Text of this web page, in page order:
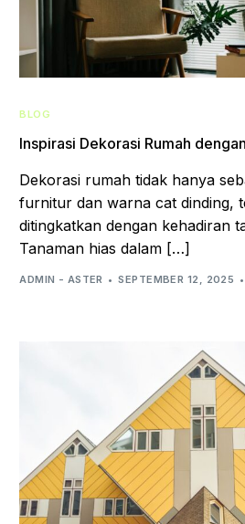
BLOG
Inspirasi Dekorasi Rumah
Dekorasi rumah tidak hanya
furnitur dan warna cat dinding,
ditingkatkan dengan kehadiran
Tanaman hias dalam […]
ADMIN - ASTER SEPTEMBER 12, 2025